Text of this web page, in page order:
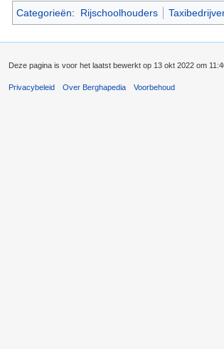
Categorieën: Rijschoolhouders
Deze pagina is voor het laatst bewerkt op 13 okt 2022 om
Privacybeleid Over Berghapedia Voorbehoud